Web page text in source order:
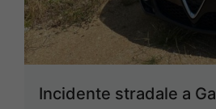
Incidente stradale a